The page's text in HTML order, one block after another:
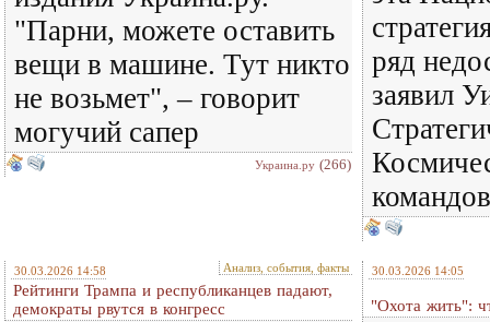
"Парни, можете оставить
вещи в машине. Тут никто
не возьмет", – говорит
могучий сапер
Украина.ру (266)
ряд
заявил
30.03.2026 14:58 Анализ, события, факты
Рейтинги Трампа и республиканцев падают,
демократы рвутся в конгресс
30.03.2026 14:05
"Охота жить":